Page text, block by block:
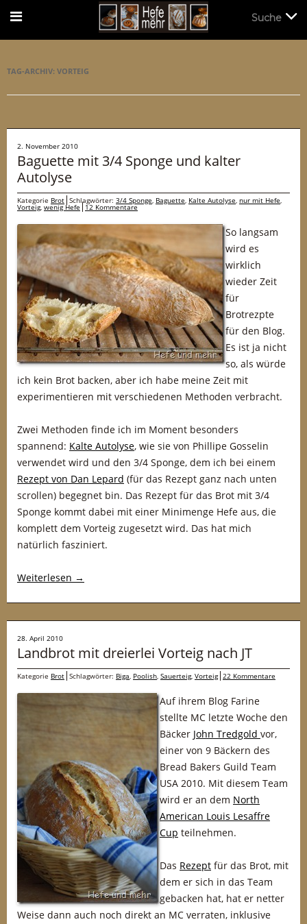
TAG-ARCHIV: VORTEIG
2. November 2010
Baguette mit 3/4 Sponge und kalter
Autolyse
Kategorie Brot Schlagwörter: 3/4 Sponge, Baguette, Kalte Autolyse, nur mit Hefe,
Vorteig, wenig Hefe 12 Kommentare
So langsam
wird es
wirklich
wieder Zeit
für
Brotrezpte
für den Blog.
Es ist ja nicht
so, als würde
ich kein Brot backen, aber ich habe meine Zeit mit
experimentieren mit verschiedenen Methoden verbracht.
Zwei Methoden finde ich im Moment besonders
spannend: Kalte Autolyse, wie sie von Phillipe Gosselin
verwendet wird und den 3/4 Sponge, dem ich bei einem
Rezept von Dan Lepard (für das Rezept ganz nach unten
scrollen) begegnet bin. Das Rezept für das Brot mit 3/4
Sponge kommt dabei mit einer Minimenge Hefe aus, die
komplett dem Vorteig zugesetzt wird. Das hat mich
natürlich fasziniert.
Weiterlesen →
28. April 2010
Landbrot mit dreierlei Vorteig nach JT
Kategorie Brot Schlagwörter: Biga, Poolish, Sauerteig, Vorteig 22 Kommentare
Auf ihrem Blog Farine
stellte MC letzte Woche den
Bäcker John Tredgold vor,
einer von 9 Bäckern des
Bread Bakers Guild Team
USA 2010. Mit diesem Team
wird er an dem North
American Louis Lesaffre
Cup teilnehmen.
Das Rezept für das Brot, mit
dem er sich in das Team
gebacken hat, hat er netter
Weise dann auch noch direkt an MC verraten, inklusive
Suche
Suche